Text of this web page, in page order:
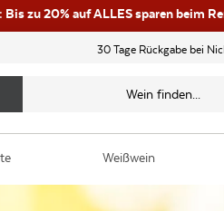
Bis zu 20% auf ALLES sparen beim
30 Tage Rückgabe bei
Weißwein